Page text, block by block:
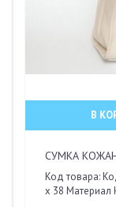
В
СУМКА
Код товара:
x 38 Материал